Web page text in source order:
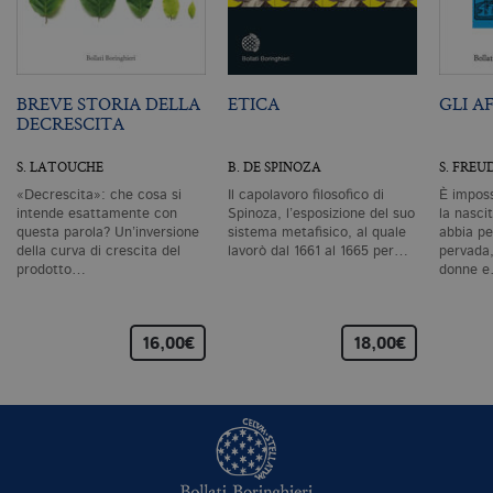
BREVE STORIA DELLA
DECRESCITA
S. LATOUCHE
«Decrescita»: che cosa si
intende esattamente con
questa parola? Un’inversione
della curva di crescita del
prodotto…
16,00€
ETICA
B. DE SPINOZA
Il capolavoro filosofico di
Spinoza, l’esposizione del suo
sistema metafisico, al quale
lavorò dal 1661 al 1665 per…
18,00€
GLI
S.
È
la
abbia
donne
.bollatiboringhieri.it 1 giorno
è
_gat_UA-96327731-1